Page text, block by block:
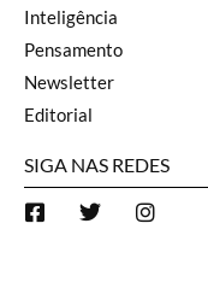
Inteligência
Pensamento
Newsletter
Editorial
SIGA NAS REDES